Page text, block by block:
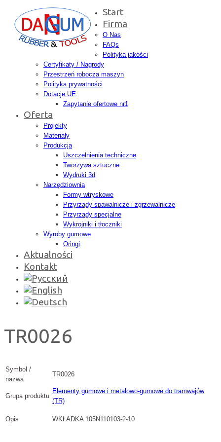
Start
Firma
O Nas
FAQs
Polityka jakości
Certyfikaty / Nagrody
Przestrzeń robocza maszyn
Polityka prywatności
Dotacje UE
Zapytanie ofertowe nr1
Oferta
Projekty
Materiały
Produkcja
Uszczelnienia techniczne
Tworzywa sztuczne
Wydruki 3d
Narzędziownia
Formy wtryskowe
Przyrządy spawalnicze i zgrzewalnicze
Przyrządy specjalne
Wykrojniki i tłoczniki
Wyroby gumowe
Oringi
Aktualności
Kontakt
TR0026
Symbol /
nazwa
TR0026
Grupa produktu
Elementy gumowe i metalowo-gumowe do tramwajów
(TR)
Opis WKŁADKA 105N110103-2-10